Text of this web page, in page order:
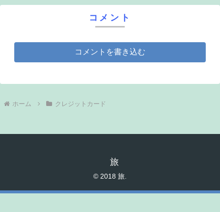
コメント
コメントを書き込む
ホーム クレジットカード
旅
© 2018 旅.